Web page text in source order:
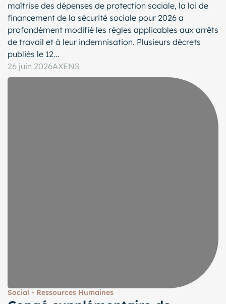
maîtrise des dépenses de protection sociale, la loi de
financement de la sécurité sociale pour 2026 a
profondément modifié les règles applicables aux arrêts
de travail et à leur indemnisation. Plusieurs décrets
publiés le 12...
26 juin 2026AXENS
Social - Ressources Humaines